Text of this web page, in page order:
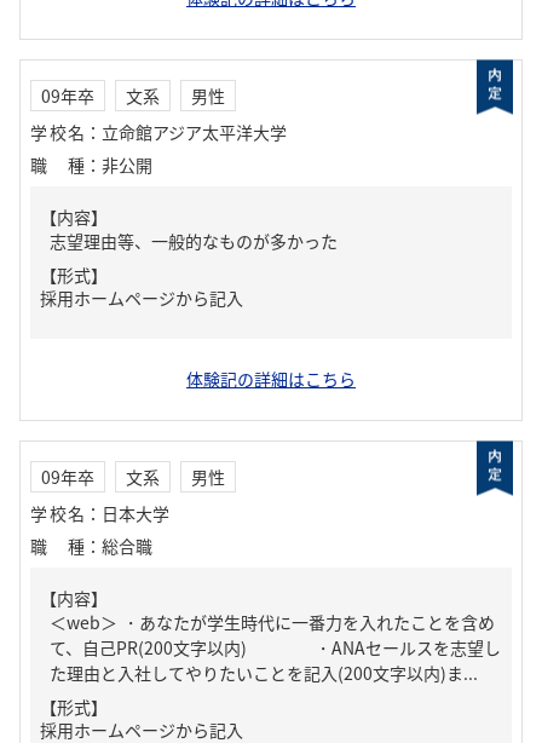
09年卒 文系
男性
学校名 ： 立命館アジア太平洋大学
職種 ： 非公開
【内容】
志望理由等、一般的なものが多かった
【形式】
採用ホームページから記入
体験記の詳細はこちら
09年卒 文系
男性
学校名 ： 日本大学
職種 ： 総合職
【内容】
＜web＞ ・あなたが学生時代に一番力を入れたことを含め
て、自己PR(200文字以内) ・ANAセールスを志望し
た理由と入社してやりたいことを記入(200文字以内)ま...
【形式】
採用ホームページから記入